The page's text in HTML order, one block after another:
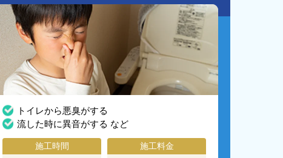
トイレから悪臭がする
流した時に異音がする など
施工時間 施工料金